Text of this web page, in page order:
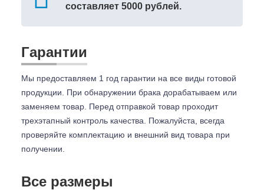
составляет 5000 рублей.
Гарантии
Мы предоставляем 1 год гарантии на все виды готовой
продукции. При обнаружении брака дорабатываем или
заменяем товар. Перед отправкой товар проходит
трехэтапный контроль качества. Пожалуйста, всегда
проверяйте комплектацию и внешний вид товара при
получении.
Все размеры